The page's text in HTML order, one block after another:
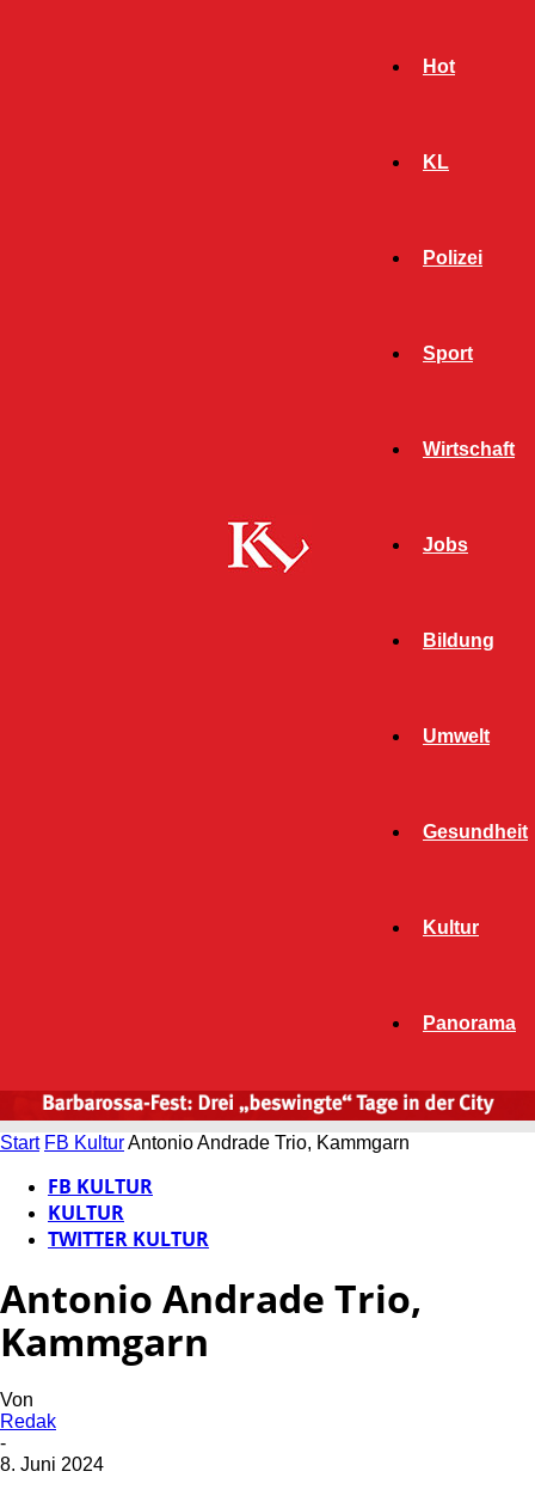
Hot
KL
Polizei
Sport
Wirtschaft
Jobs
Bildung
Umwelt
Gesundheit
Kultur
Panorama
Start FB KulturAntonio Andrade Trio, Kammgarn
FB KULTUR
KULTUR
TWITTER KULTUR
Antonio Andrade Trio,
Kammgarn
Von
Redak
-
8. Juni 2024